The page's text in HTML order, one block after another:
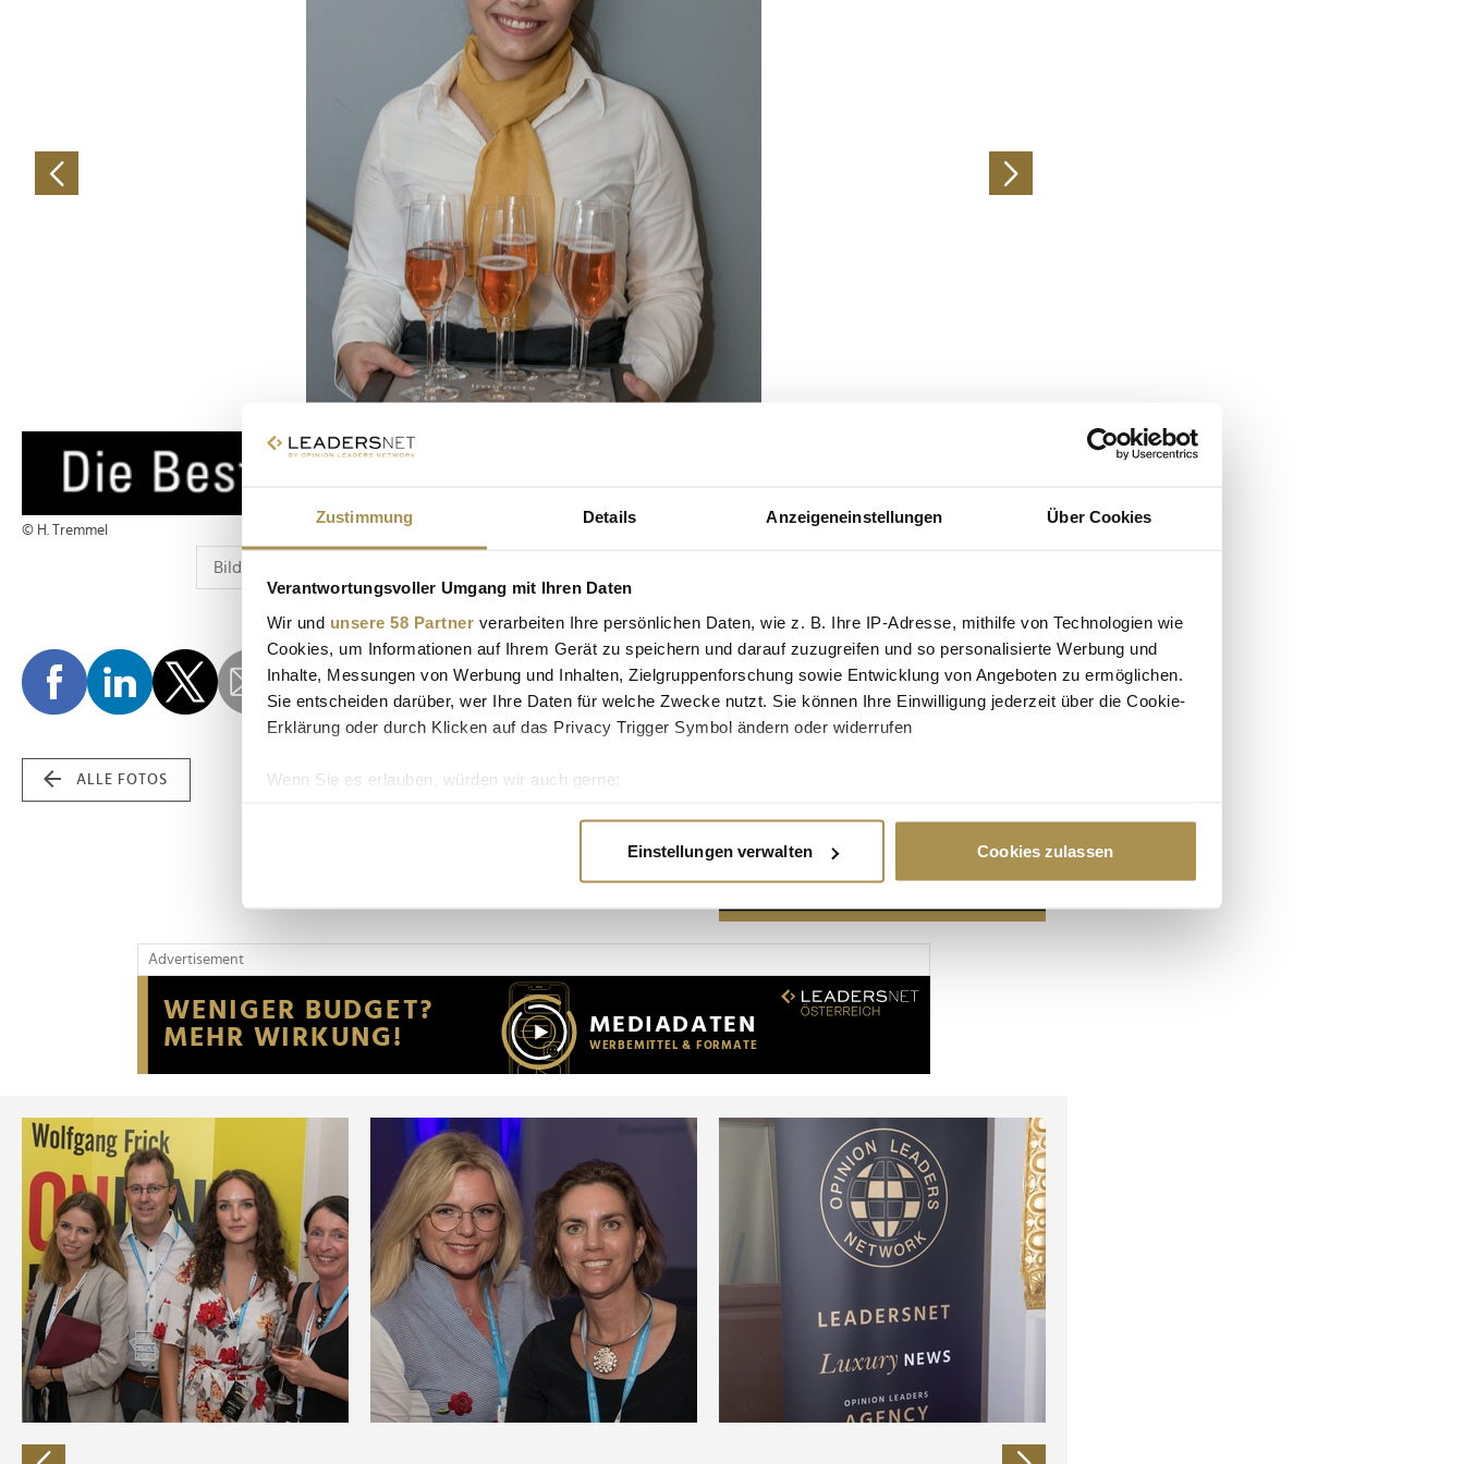
Zustimmung Details Anzeigeneinstellungen Über Cookies
Verantwortungsvoller Umgang mit Ihren Daten
Wir und unsere 58 Partner verarbeiten Ihre persönlichen Daten, wie z. B. Ihre IP-Adresse, mithilfe von Technologien wie
Cookies, um Informationen auf Ihrem Gerät zu speichern und darauf zuzugreifen und so personalisierte Werbung und
Inhalte, Messungen von Werbung und Inhalten, Zielgruppenforschung sowie Entwicklung von Angeboten zu ermöglichen.
Sie entscheiden darüber, wer Ihre Daten für welche Zwecke nutzt. Sie können Ihre Einwilligung jederzeit über die Cookie-
Erklärung oder durch Klicken auf das Privacy Trigger Symbol ändern oder widerrufen
Wenn Sie es erlauben, würden wir auch gerne:
Erfahren Sie mehr darüber, wie Ihre persönlichen Daten verarbeitet werden, und legen Sie Ihre Präferenzen im
Wir verwenden Cookies, um Inhalte und Anzeigen zu personalisieren, Funktionen für soziale Medien anbieten zu können
Website an unsere Partner für soziale Medien, Werbung und Analysen weiter. Unsere Partner führen diese Informationen
möglicherweise mit weiteren Daten zusammen, die Sie ihnen bereitgestellt haben oder die sie im Rahmen Ihrer Nutzung
der Dienste gesammelt haben.
Einstellungen verwalten Cookies zulassen
© H. Tremmel
ALLE FOTOS
Advertisement
Advertisement